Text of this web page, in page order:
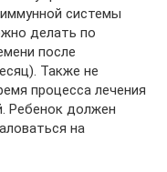
системы
делать по
после
Также не
процесса лечения
Ребенок должен
на